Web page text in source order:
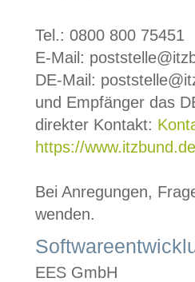
Tel.: 0800 800 75451
E-Mail:
DE-Mail:
und Empfänger das
direkter Kontakt:
https://
Bei Anregungen,
wenden.
EES GmbH